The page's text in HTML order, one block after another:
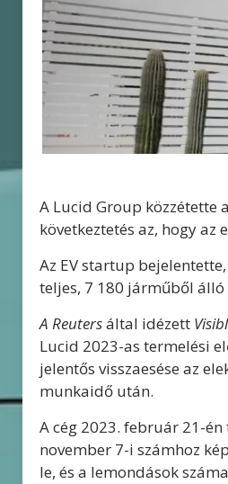
A Lucid Group közzétette
következtetés az, hogy
Az EV startup
teljes, 7 180 járműből álló
A Reutersáltal idézett
Lucid 2023-as termelési
jelentős visszaesése az
munkaidő után.
A cég 2023. február 21-
november 7-i számhoz
le, és a lemondások